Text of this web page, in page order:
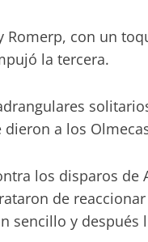
Romerp, con un
la tercera.
a los
los disparos
de
sencillo y después